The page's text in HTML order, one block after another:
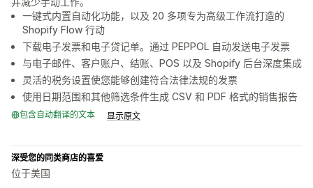
一键式内置自动化功能，以及 20 多项专为高级工作流打造的
Shopify Flow 行动
下载电子发票和电子贷记单。通过 PEPPOL 自动发送电子发票
与电子邮件、客户账户、结账、POS 以及 Shopify 后台深度集成
灵活的税务设置使您能够创建符合法律法规的发票
使用日期范围和其他筛选条件生成 CSV 和 PDF 格式的销售报告
包含自动翻译的文本 显示原文
深受您的同类商店的喜爱
位于美国